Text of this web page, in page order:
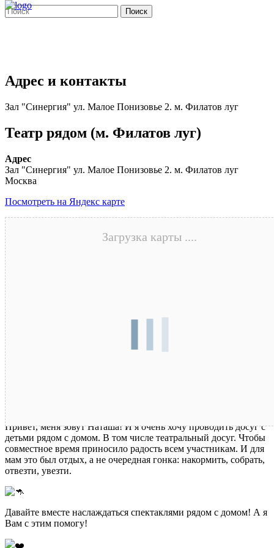
Поиск
Адрес и контакты
Зал "Синергия" ул. Малое Понизовье 2. м. Филатов луг
Театр рядом (м. Филатов луг)
Адрес
Зал "Синергия" ул. Малое Понизовье 2. м. Филатов луг
Москва
Посмотреть на Яндекс карте
Загрузка карты ....
Привет, меня зовут Наташа! И я очень хочу проводить досуг с
детьми рядом с домом. В том числе театральный досуг. Чтобы
совместное время приносило радость всем участникам. И для
мам это был отдых, а не очередная гонка: накормить, собрать,
отвезти, увезти.
Давайте вместе наслаждаться спектаклями рядом с домом! А я
Вам с этим помогу!